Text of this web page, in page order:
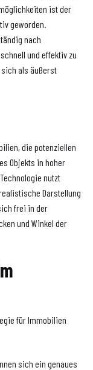
ist der
geworden.
nach
und effektiv zu
sich als äußerst
die potenziellen
Objekts in hoher
nutzt
Darstellung
frei in der
und Winkel der
für Immobilien
sich ein genaues